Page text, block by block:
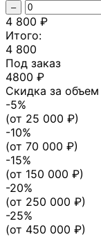
–
4 800 ₽
Итого:
4 800
Под заказ
4800 ₽
Скидка за объем
-5%
(от 25 000 ₽)
-10%
(от 70 000 ₽)
-15%
(от 150 000 ₽)
-20%
(от 250 000 ₽)
-25%
(от 450 000 ₽)